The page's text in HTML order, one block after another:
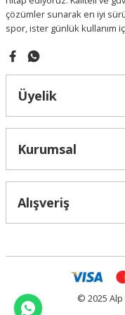
çözümler sunarak en iyi
spor, ister günlük kullanım
Üyelik
Kurumsal
Alışveriş
© 2025 Alp